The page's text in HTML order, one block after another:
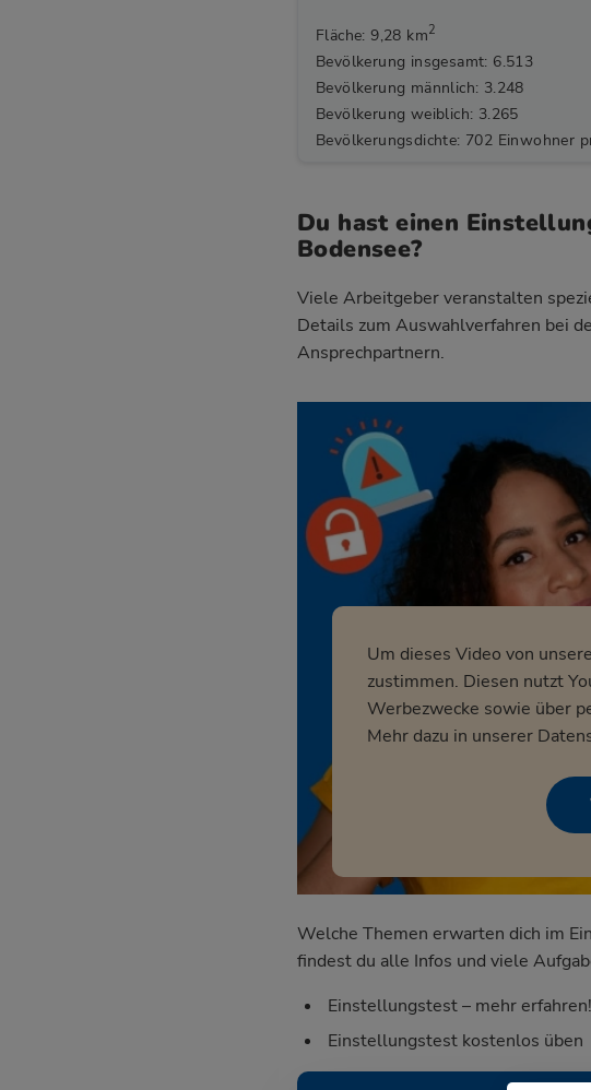
Fläche: 9,28 km2
Bevölkerung insgesamt: 6.513
Bevölkerung männlich: 3.248
Bevölkerung weiblich: 3.265
Bevölkerungsdichte: 702 Einwohner
Du hast einen
Bodensee?
Viele Arbeitgeber veranstalten
Details zum Auswahlverfahren bei
Ansprechpartnern.
Um dieses Video von
zustimmen. Diesen nutzt
Werbezwecke sowie über
Mehr dazu in unserer
Welche Themen erwarten dich im
findest du alle Infos und viele
Einstellungstest – mehr erfahren!
Einstellungstest kostenlos üben